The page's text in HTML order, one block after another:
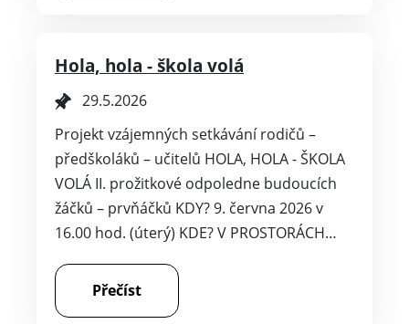
Hola, hola - škola volá
29.5.2026
Projekt vzájemných setkávání rodičů –
předškoláků – učitelů HOLA, HOLA - ŠKOLA
VOLÁ II. prožitkové odpoledne budoucích
žáčků – prvňáčků KDY? 9. června 2026 v
16.00 hod. (úterý) KDE? V PROSTORÁCH…
Přečíst